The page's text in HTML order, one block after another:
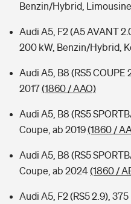
Benzin/Hybrid,
Audi A5, F2 (A5 AVANT
200 kW, Benzin/Hybrid,
Audi A5, B8 (RS5 COUPE
2017(1860 / AAO)
Audi A5, B8 (RS5
Coupe, ab 2019(1860 /
Audi A5, B8 (RS5
Coupe, ab 2024(1860 /
Audi A5, F2 (RS5 2.9),